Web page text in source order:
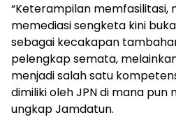
“Keterampilan memfasilitasi,
memediasi sengketa kini
sebagai kecakapan
pelengkap semata,
menjadi salah satu
dimiliki oleh JPN di mana pun
ungkap Jamdatun.